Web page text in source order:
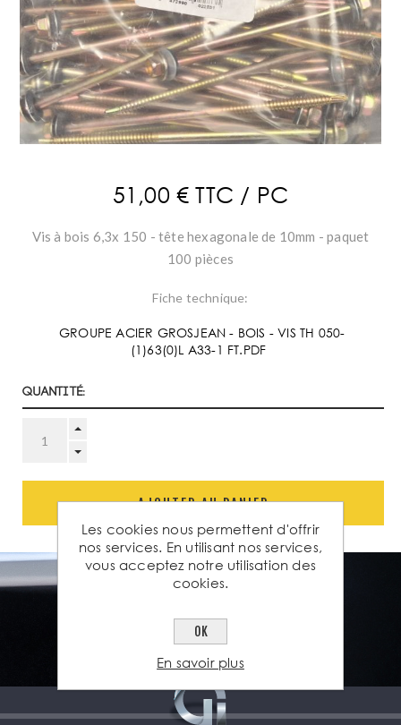
51,00 € TTC / PC
Vis à bois 6,3x 150 - tête hexagonale de 10mm - paquet
100 pièces
Fiche technique:
GROUPE ACIER GROSJEAN - BOIS - VIS TH 050-
(1)63(0)L A33-1 FT.PDF
Quantité:
AJOUTER AU PANIER
Les cookies nous permettent d'offrir
nos services. En utilisant nos services,
vous acceptez notre utilisation des
cookies.
OK
En savoir plus